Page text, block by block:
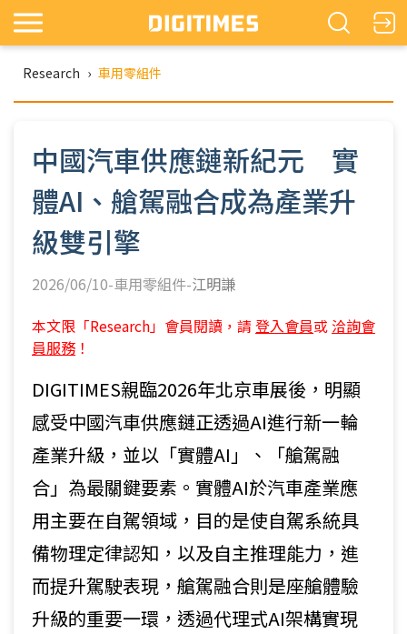
Research › 車用零組件
中國汽車供應鏈新紀元 實
體AI、艙駕融合成為產業升
級雙引擎
2026/06/10-車用零組件-江明謙
本文限「Research」會員閱讀，請 登入會員或 洽詢會
員服務 ！
DIGITIMES親臨2026年北京車展後，明顯
感受中國汽車供應鏈正透過AI進行新一輪
產業升級，並以「實體AI」、「艙駕融
合」為最關鍵要素。實體AI於汽車產業應
用主要在自駕領域，目的是使自駕系統具
備物理定律認知，以及自主推理能力，進
而提升駕駛表現，艙駕融合則是座艙體驗
升級的重要一環，透過代理式AI架構實現